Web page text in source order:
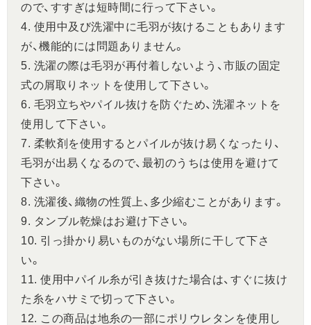
ので、すすぎは短時間に行って下さい。
4. 使用中及び洗濯中に毛羽が抜けることもあります
が、機能的には問題ありません。
5. 洗濯の際は毛羽が再付着しないよう、市販の固定
式の屑取りネットを使用して下さい。
6. 毛羽立ちやパイル抜けを防ぐため、洗濯ネットを
使用して下さい。
7. 柔軟剤を使用するとパイルが抜け易くなったり、
毛羽が出易くなるので、最初のうちは使用を避けて
下さい。
8. 洗濯後、織物の性質上、多少縮むことがあります。
9. タンブル乾燥はお避け下さい。
10. 引っ掛かり易いものがない場所に干して下さ
い。
11. 使用中パイル糸が引き抜けた場合は、すぐに抜け
た糸をハサミで切って下さい。
12. この商品は地糸の一部にポリウレタンを使用し